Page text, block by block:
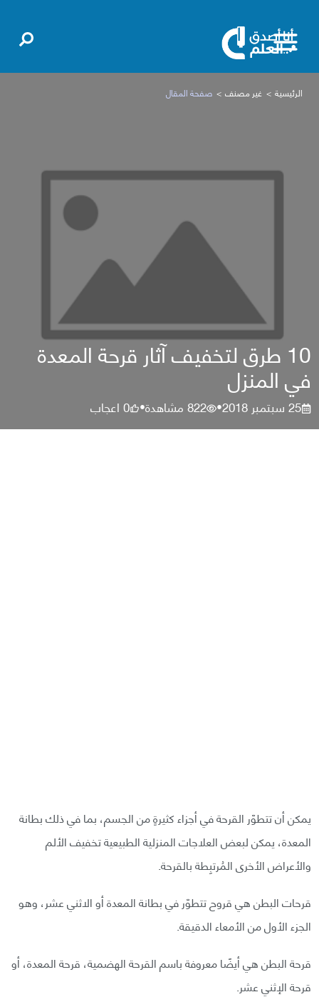
الرئيسية غير مصنف صفحة المقال
10 طرق لتخفيف آثار قرحة المعدة
في المنزل
25 سبتمبر 2018 •
822مشاهدة•
0اعجاب
يمكن أن تتطوّر القرحة في أجزاء كثيرةٍ من الجسم، بما في ذلك بطانة
المعدة، يمكن لبعض العلاجات المنزلية الطبيعية تخفيف الألم
والأعراض الأخرى المُرتبِطة بالقرحة.
قرحات البطن هي قروح تتطوّر في بطانة المعدة أو الاثني عشر، وهو
الجزء الأول من الأمعاء الدقيقة.
قرحة البطن هي أيضًا معروفة باسم القرحة الهضمية، قرحة المعدة، أو
قرحة الإثني عشر.